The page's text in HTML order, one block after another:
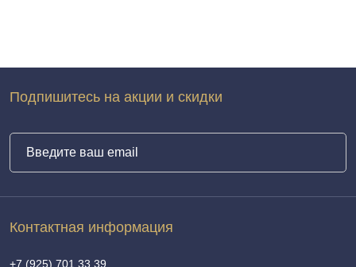
Контактная информация
+7 (925) 701 33 39
Подпишитесь на акции и скидки